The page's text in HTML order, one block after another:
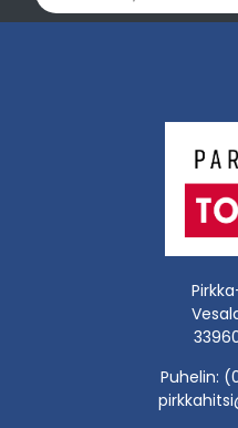
Puhelin: